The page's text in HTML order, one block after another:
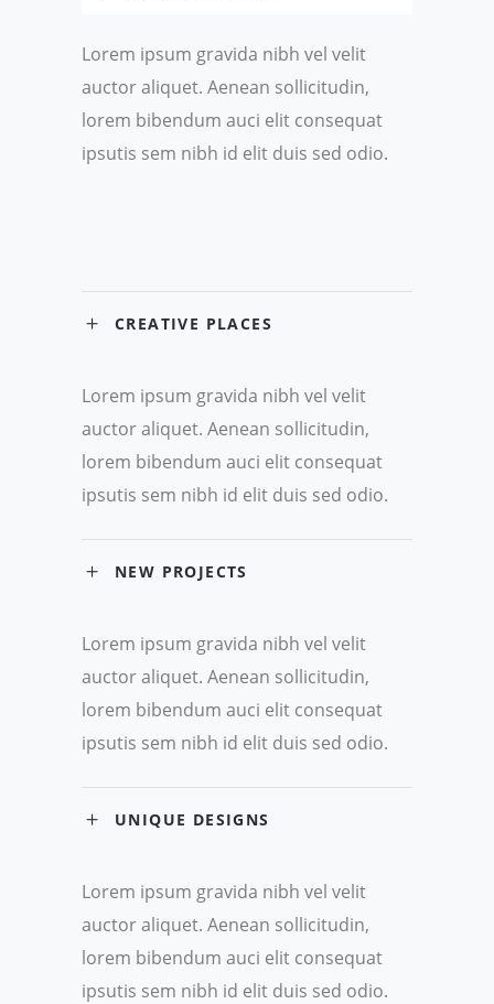
Lorem ipsum gravida nibh vel velit
auctor aliquet. Aenean sollicitudin,
lorem bibendum auci elit consequat
ipsutis sem nibh id elit duis sed odio.
CREATIVE PLACES
Lorem ipsum gravida nibh vel velit
auctor aliquet. Aenean sollicitudin,
lorem bibendum auci elit consequat
ipsutis sem nibh id elit duis sed odio.
NEW PROJECTS
Lorem ipsum gravida nibh vel velit
auctor aliquet. Aenean sollicitudin,
lorem bibendum auci elit consequat
ipsutis sem nibh id elit duis sed odio.
UNIQUE DESIGNS
Lorem ipsum gravida nibh vel velit
auctor aliquet. Aenean sollicitudin,
lorem bibendum auci elit consequat
ipsutis sem nibh id elit duis sed odio.